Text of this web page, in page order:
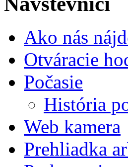
Ako nás
Otváracie
Počasie
História
Web kamera
Prehliadka